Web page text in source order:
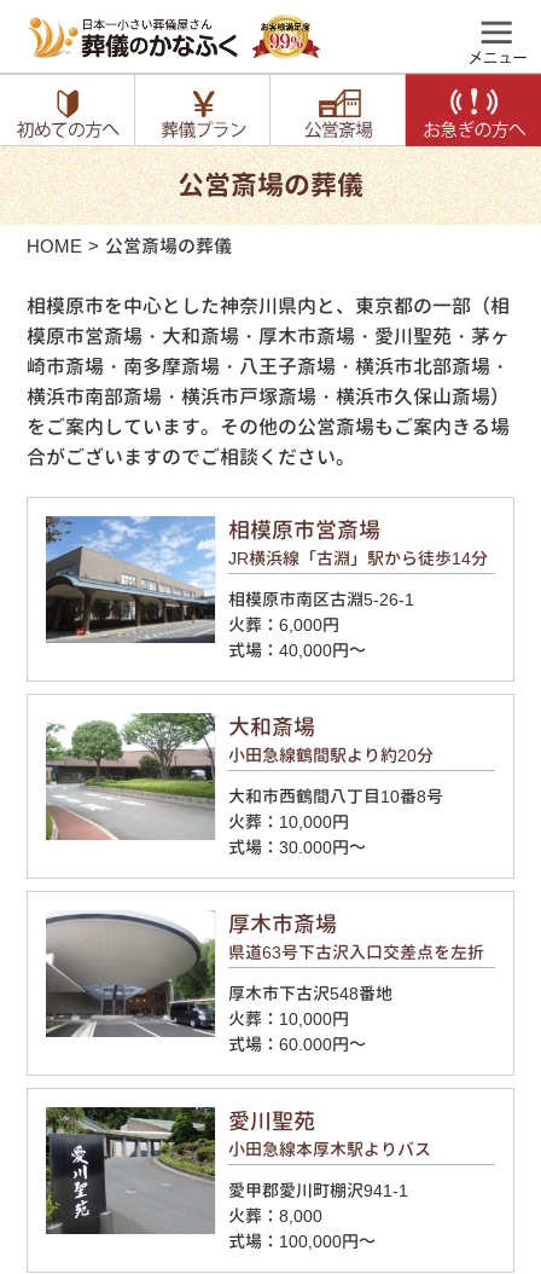
公営斎場の葬儀
HOME 公営斎場の葬儀
相模原市を中心とした神奈川県内と、東京都の一部（相
模原市営斎場・大和斎場・厚木市斎場・愛川聖苑・茅ヶ
崎市斎場・南多摩斎場・八王子斎場・横浜市北部斎場・
横浜市南部斎場・横浜市戸塚斎場・横浜市久保山斎場）
をご案内しています。その他の公営斎場もご案内きる場
合がございますのでご相談ください。
相模原市営斎場
JR横浜線「古淵」駅から徒歩14分
相模原市南区古淵5-26-1
火葬：6,000円
式場：40,000円～
大和斎場
小田急線鶴間駅より約20分
大和市西鶴間八丁目10番8号
火葬：10,000円
式場：30.000円～
厚木市斎場
県道63号下古沢入口交差点を左折
厚木市下古沢548番地
火葬：10,000円
式場：60.000円～
愛川聖苑
小田急線本厚木駅よりバス
愛甲郡愛川町棚沢941-1
火葬：8,000
式場：100,000円～